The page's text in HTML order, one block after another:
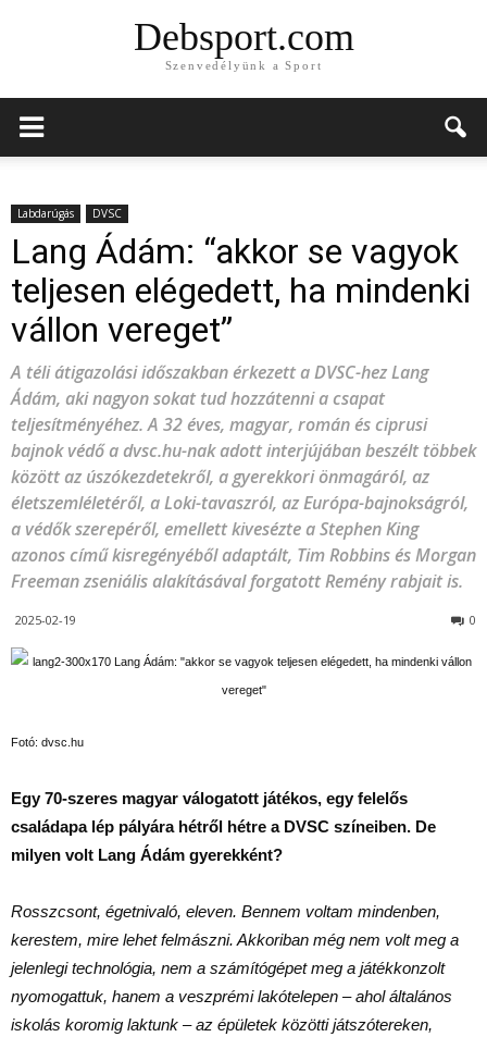
Debsport.com
Szenvedélyünk a Sport
Labdarúgás DVSC
Lang Ádám: “akkor se vagyok
teljesen elégedett, ha mindenki
vállon vereget”
A téli átigazolási időszakban érkezett a DVSC-hez Lang
Ádám, aki nagyon sokat tud hozzátenni a csapat
teljesítményéhez. A 32 éves, magyar, román és ciprusi
bajnok védő a dvsc.hu-nak adott interjújában beszélt többek
között az úszókezdetekről, a gyerekkori önmagáról, az
életszemléletéről, a Loki-tavaszról, az Európa-bajnokságról,
a védők szerepéről, emellett kivesézte a Stephen King
azonos című kisregényéből adaptált, Tim Robbins és Morgan
Freeman zseniális alakításával forgatott Remény rabjait is.
2025-02-19 0
Fotó: dvsc.hu
Egy 70-szeres magyar válogatott játékos, egy felelős
családapa lép pályára hétről hétre a DVSC színeiben. De
milyen volt Lang Ádám gyerekként?
Rosszcsont, égetnivaló, eleven. Bennem voltam mindenben,
kerestem, mire lehet felmászni. Akkoriban még nem volt meg a
jelenlegi technológia, nem a számítógépet meg a játékkonzolt
nyomogattuk, hanem a veszprémi lakótelepen – ahol általános
iskolás koromig laktunk – az épületek közötti játszótereken,